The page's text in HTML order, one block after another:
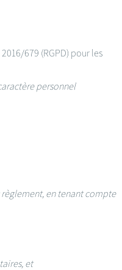
679 (RGPD) pour les
personnel
en tenant compte
et